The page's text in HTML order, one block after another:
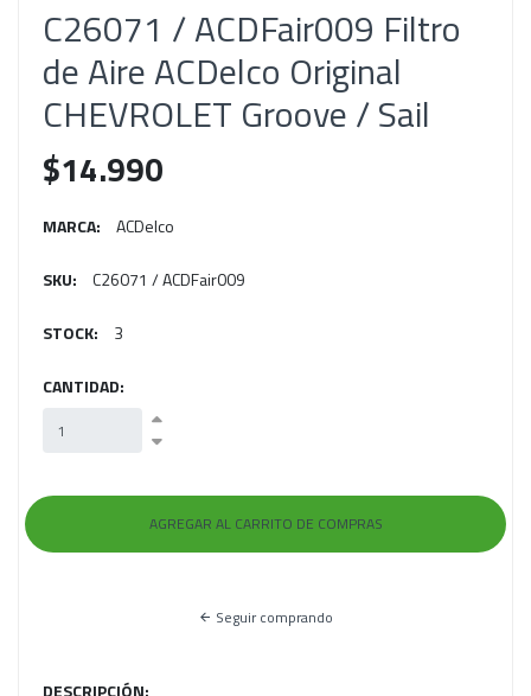
C26071 / ACDFair009 Filtro
de Aire ACDelco Original
CHEVROLET Groove / Sail
$14.990
MARCA: ACDelco
SKU: C26071 / ACDFair009
STOCK: 3
CANTIDAD:
Seguir comprando
DESCRIPCIÓN: